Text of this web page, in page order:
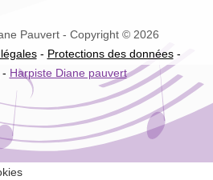
Pauvert - Copyright © 2026
- Protections des données-
Harpiste Diane pauvert